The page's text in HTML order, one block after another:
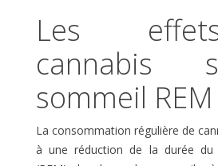
Les
cannabis
sommeil REM
La consommation régulière de
à une réduction de la durée du